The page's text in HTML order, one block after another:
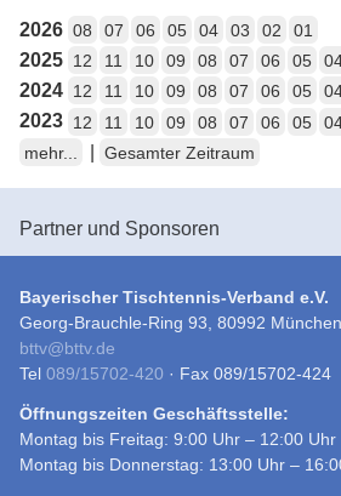
2026 08 07 06 05 04 03 02 01
2025 12 11 10 09 08 07 06 05
2024 12 11 10 09 08 07 06 05
2023 12 11 10 09 08 07 06 05
mehr...
Gesamter Zeitraum
Partner und Sponsoren
Bayerischer Tischtennis-Verband e.V.
Georg-Brauchle-Ring 93, 80992 München
bttv@bttv.de
Tel 089/15702-420 · Fax 089/15702-424
Öffnungszeiten Geschäftsstelle:
Montag bis Freitag: 9:00 Uhr – 12:00 Uhr
Montag bis Donnerstag: 13:00 Uhr –